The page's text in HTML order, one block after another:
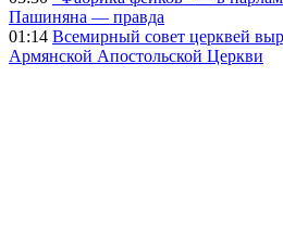
Пашиняна — правда
01:14 Всемирный совет церквей
Армянской Апостольской Церкви